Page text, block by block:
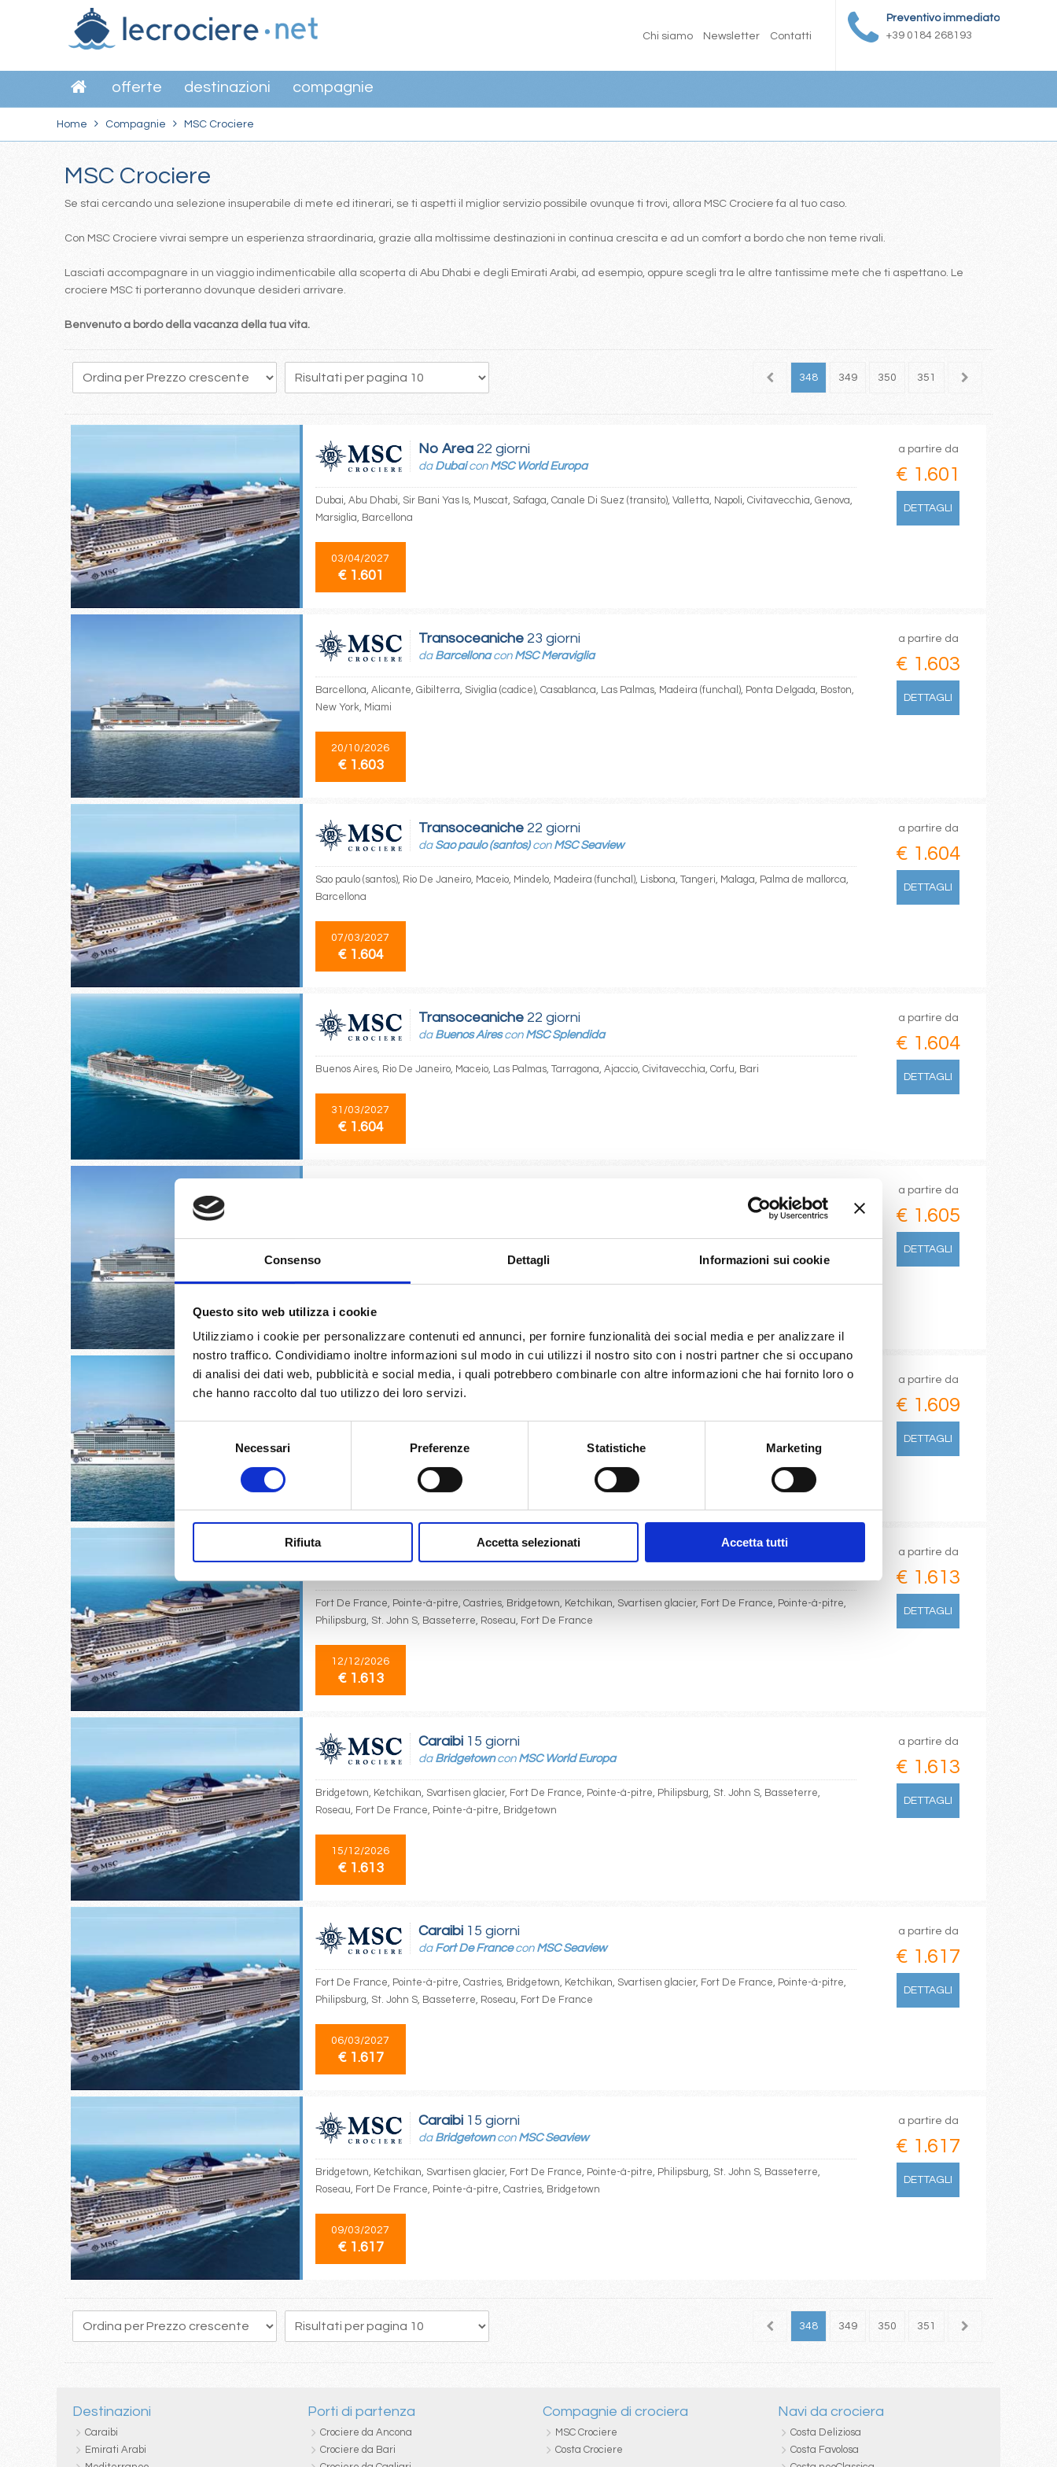
Consenso Dettagli Informazioni sui cookie
Questo sito web utilizza i cookie
Utilizziamo i cookie per personalizzare contenuti ed annunci, per fornire funzionalità dei social media e per analizzare il
nostro traffico. Condividiamo inoltre informazioni sul modo in cui utilizzi il nostro sito con i nostri partner che si occupano
di analisi dei dati web, pubblicità e social media, i quali potrebbero combinarle con altre informazioni che hai fornito loro o
che hanno raccolto dal tuo utilizzo dei loro servizi.
Selezione
del
consenso
Necessari Preferenze Statistiche Marketing
Rifiuta Accetta selezionati Accetta tutti
Preventivo immediato
+39 0184 268193
Chi siamo Newsletter Contatti
offerte destinazioni compagnie
Home Compagnie MSC Crociere
MSC Crociere
Se stai cercando una selezione insuperabile di mete ed itinerari, se ti aspetti il miglior servizio possibile ovunque ti trovi, allora MSC Crociere fa al tuo caso.
Con MSC Crociere vivrai sempre un esperienza straordinaria, grazie alla moltissime destinazioni in continua crescita e ad un comfort a bordo che non teme rivali.
Lasciati accompagnare in un viaggio indimenticabile alla scoperta di Abu Dhabi e degli Emirati Arabi, ad esempio, oppure scegli tra le altre tantissime mete che ti aspettano. Le
crociere MSC ti porteranno dovunque desideri arrivare.
Benvenuto a bordo della vacanza della tua vita.
330 331 332 333 334 335 336 337 338 340 347 348 349 350 351 352
No Area 22 giorni
da Dubaicon MSC World Europa
Dubai, Abu Dhabi, Sir Bani Yas Is, Muscat, Safaga, Canale Di Suez (transito), Valletta, Napoli, Civitavecchia, Genova,
Marsiglia, Barcellona
03/04/2027
€ 1.601
a partire da
€ 1.601
DETTAGLI
Transoceaniche 23 giorni
da Barcellonacon MSC Meraviglia
Barcellona, Alicante, Gibilterra, Siviglia (cadice), Casablanca, Las Palmas, Madeira (funchal), Ponta Delgada, Boston,
New York, Miami
20/10/2026
€ 1.603
a partire da
€ 1.603
DETTAGLI
Transoceaniche 22 giorni
da Sao paulo (santos)con MSC Seaview
Sao paulo (santos), Rio De Janeiro, Maceio, Mindelo, Madeira (funchal), Lisbona, Tangeri, Malaga, Palma de mallorca,
Barcellona
07/03/2027
€ 1.604
a partire da
€ 1.604
DETTAGLI
Transoceaniche 22 giorni
da Buenos Airescon MSC Splendida
Buenos Aires, Rio De Janeiro, Maceio, Las Palmas, Tarragona, Ajaccio, Civitavecchia, Corfu, Bari
31/03/2027
€ 1.604
a partire da
€ 1.604
DETTAGLI
Fort De France, Pointe-à-pitre, Castries, Bridgetown, Ketchikan, Svartisen glacier, Fort De France, Pointe-à-pitre,
Philipsburg, Ponta Delgada, Lisbona, Vigo, Paris (le havre), Southampton
€ 1.605
a partire da
€ 1.605
DETTAGLI
Asia11 giorni
daTokyo
a partire da
€ 1.609
DETTAGLI
15 giorni
Fort De France, Pointe-à-pitre, Castries, Bridgetown, Ketchikan, Svartisen glacier, Fort De France, Pointe-à-pitre,
Philipsburg, St. John S, Basseterre, Roseau, Fort De France
12/12/2026
€ 1.613
a partire da
€ 1.613
DETTAGLI
Caraibi 15 giorni
da Bridgetowncon MSC World Europa
Bridgetown, Ketchikan, Svartisen glacier, Fort De France, Pointe-à-pitre, Philipsburg, St. John S, Basseterre,
Roseau, Fort De France, Pointe-à-pitre, Bridgetown
15/12/2026
€ 1.613
a partire da
€ 1.613
DETTAGLI
Caraibi 15 giorni
da Fort De Francecon MSC Seaview
Fort De France, Pointe-à-pitre, Castries, Bridgetown, Ketchikan, Svartisen glacier, Fort De France, Pointe-à-pitre,
Philipsburg, St. John S, Basseterre, Roseau, Fort De France
06/03/2027
€ 1.617
a partire da
€ 1.617
DETTAGLI
Caraibi 15 giorni
da Bridgetowncon MSC Seaview
Bridgetown, Ketchikan, Svartisen glacier, Fort De France, Pointe-à-pitre, Philipsburg, St. John S, Basseterre,
Roseau, Fort De France, Pointe-à-pitre, Castries, Bridgetown
09/03/2027
€ 1.617
a partire da
€ 1.617
DETTAGLI
330 331 332 333 334 335 336 337 338 340 347 348 349 350 351 352
Destinazioni
Caraibi
Emirati Arabi
Porti di partenza
Crociere da Ancona
Crociere da Bari
Compagnie di crociera
MSC Crociere
Costa Crociere
Navi da crociera
Costa Deliziosa
Costa Favolosa